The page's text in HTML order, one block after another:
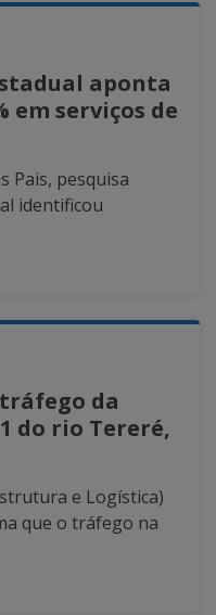
aponta
em serviços de
Pais, pesquisa
identificou
da
do rio Tereré,
e Logística)
que o tráfego na